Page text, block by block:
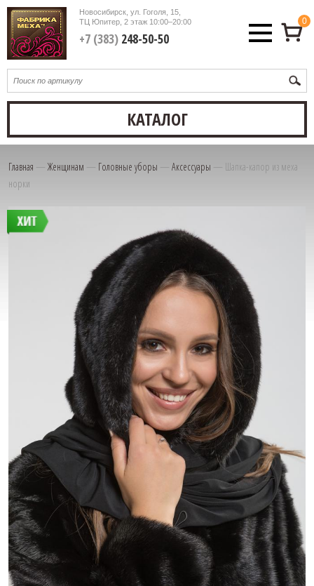
Новосибирск, ул. Гоголя, 15,
ТЦ Юпитер, 2 этаж10:00–20:00
+7 (383)248-50-50
0
КАТАЛОГ
Главная — Женщинам — Головные уборы — Аксессуары — Шапка-капор из меха
норки